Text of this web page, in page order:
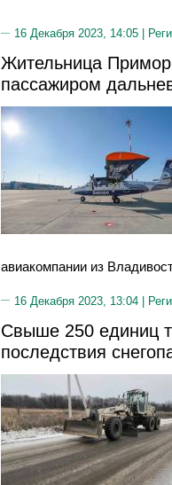
16 Декабря 2023, 14:05 |
Жительница
пассажиром
авиакомпании из
16 Декабря 2023, 13:04 |
Свыше 250 единиц
последствия